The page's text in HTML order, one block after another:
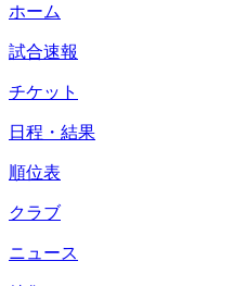
ホーム
試合速報
チケット
日程・結果
順位表
クラブ
ニュース